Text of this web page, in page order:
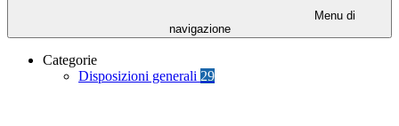
Menu di
navigazione
Categorie
Disposizioni generali 29